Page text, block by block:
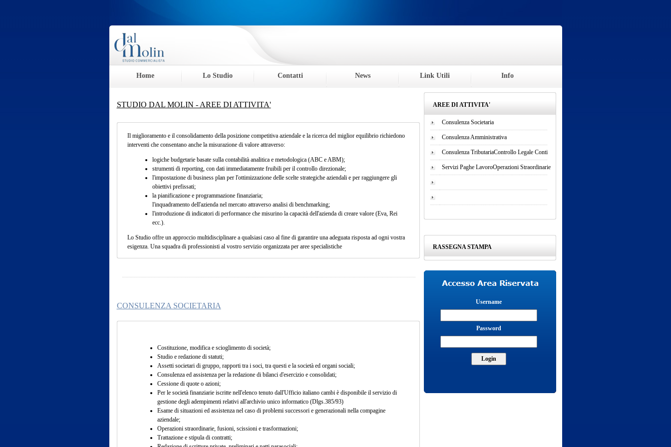
Home Lo Studio Contatti News Link Utili Info
STUDIO DAL MOLIN - AREE DI ATTIVITA'
Il miglioramento e il consolidamento della posizione competitiva aziendale e la ricerca del miglior equilibrio richiedono
interventi che consentano anche la misurazione di valore attraverso:
logiche budgetarie basate sulla contabilità analitica e metodologica (ABC e ABM);
strumenti di reporting, con dati immediatamente fruibili per il controllo direzionale;
l'impostazione di business plan per l'ottimizzazione delle scelte strategiche aziendali e per raggiungere gli
obiettivi prefissati;
la pianificazione e programmazione finanziaria;
l'inquadramento dell'azienda nel mercato attraverso analisi di benchmarking;
l'introduzione di indicatori di performance che misurino la capacità dell'azienda di creare valore (Eva, Rei
ecc.).
Lo Studio offre un approccio multidisciplinare a qualsiasi caso al fine di garantire una adeguata risposta ad ogni vostra
esigenza. Una squadra di professionisti al vostro servizio organizzata per aree specialistiche
CONSULENZA SOCIETARIA
Costituzione, modifica e scioglimento di società;
Studio e redazione di statuti;
Assetti societari di gruppo, rapporti tra i soci, tra questi e la società ed organi sociali;
Consulenza ed assistenza per la redazione di bilanci d'esercizio e consolidati;
Cessione di quote o azioni;
Per le società finanziarie iscritte nell'elenco tenuto dall'Ufficio italiano cambi è disponibile il servizio di
gestione degli adempimenti relativi all'archivio unico informatico (Dlgs.385/93)
Esame di situazioni ed assistenza nel caso di problemi successori e generazionali nella compagine
aziendale;
Operazioni straordinarie, fusioni, scissioni e trasformazioni;
Trattazione e stipula di contratti;
AREE DI ATTIVITA'
Consulenza Societaria
Consulenza Amministrativa
Consulenza TributariaControllo Legale Conti
Servizi Paghe LavoroOperazioni Straordinarie
RASSEGNA STAMPA
Username
Password